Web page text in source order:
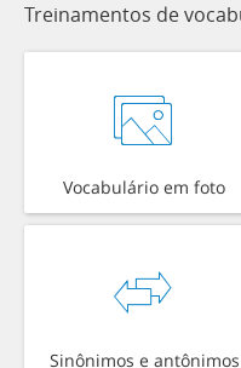
Treinamentos de
Vocabulário em foto
Sinônimos e antônimos